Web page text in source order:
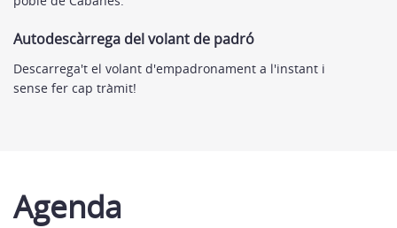
Autodescàrrega del volant de padró
Descarrega't el volant d'empadronament a l'instant i
sense fer cap tràmit!
Agenda